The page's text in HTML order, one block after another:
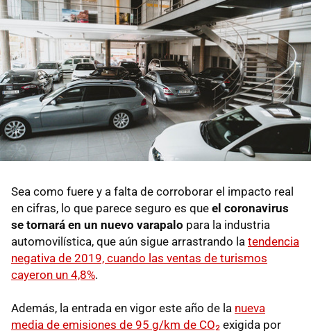
Sea como fuere y a falta de corroborar el impacto real
en cifras, lo que parece seguro es que el coronavirus
se tornará en un nuevo varapalo para la industria
automovilística, que aún sigue arrastrando la tendencia
negativa de 2019, cuando las ventas de turismos
cayeron un 4,8%.
Además, la entrada en vigor este año de la nueva
media de emisiones de 95 g/km de CO₂ exigida por